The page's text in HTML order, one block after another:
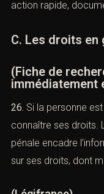
personne est
de mauvaises
action rapide,
C. Les droits en
(Fiche de
immédiatement
Si la personne
connaître ses droits.